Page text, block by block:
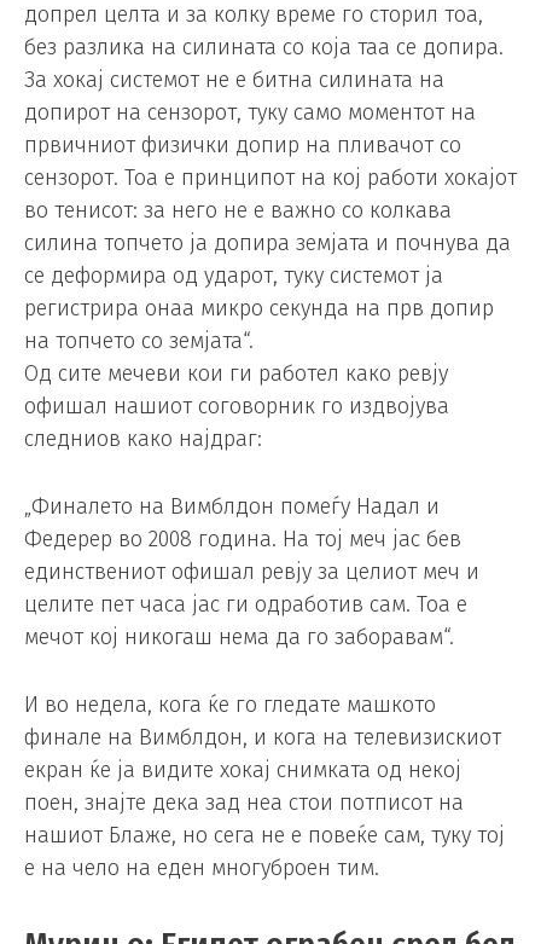
допрел целта и за колку време го сторил тоа,
без разлика на силината со која таа се допира.
За хокај системот не е битна силината на
допирот на сензорот, туку само моментот на
првичниот физички допир на пливачот со
сензорот. Тоа е принципот на кој работи хокајот
во тенисот: за него не е важно со колкава
силина топчето ја допира земјата и почнува да
се деформира од ударот, туку системот ја
регистрира онаа микро секунда на прв допир
на топчето со земјата“.
Од сите мечеви кои ги работел како ревју
офишал нашиот соговорник го издвојува
следниов како најдраг:
„Финалето на Вимблдон помеѓу Надал и
Федерер во 2008 година. На тој меч јас бев
единствениот офишал ревју за целиот меч и
целите пет часа јас ги одработив сам. Тоа е
мечот кој никогаш нема да го заборавам“.
И во недела, кога ќе го гледате машкото
финале на Вимблдон, и кога на телевизискиот
екран ќе ја видите хокај снимката од некој
поен, знајте дека зад неа стои потписот на
нашиот Блаже, но сега не е повеќе сам, туку тој
е на чело на еден многуброен тим.